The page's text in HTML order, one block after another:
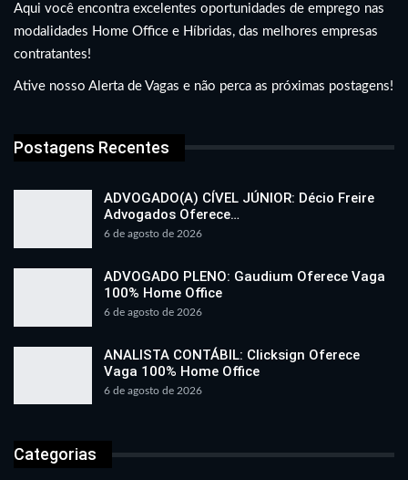
Aqui você encontra excelentes oportunidades de emprego nas
modalidades Home Office e Híbridas, das melhores empresas
contratantes!
Ative nosso Alerta de Vagas e não perca as próximas postagens!
Postagens Recentes
ADVOGADO(A) CÍVEL JÚNIOR: Décio Freire
Advogados Oferece…
6 de agosto de 2026
ADVOGADO PLENO: Gaudium Oferece Vaga
100% Home Office
6 de agosto de 2026
ANALISTA CONTÁBIL: Clicksign Oferece
Vaga 100% Home Office
6 de agosto de 2026
Categorias